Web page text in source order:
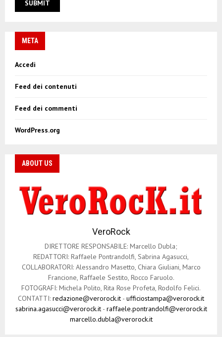
META
Accedi
Feed dei contenuti
Feed dei commenti
WordPress.org
ABOUT US
VeroRock
DIRETTORE RESPONSABILE: Marcello Dubla;
REDATTORI: Raffaele Pontrandolfi, Sabrina Agasucci,
COLLABORATORI: Alessandro Masetto, Chiara Giuliani, Marco
Francione, Raffaele Sestito, Rocco Faruolo.
FOTOGRAFI: Michela Polito, Rita Rose Profeta, Rodolfo Felici.
CONTATTI: redazione@verorock.it - ufficiostampa@verorock.it
sabrina.agasucci@verorock.it- raffaele.pontrandolfi@verorock.it
marcello.dubla@verorock.it